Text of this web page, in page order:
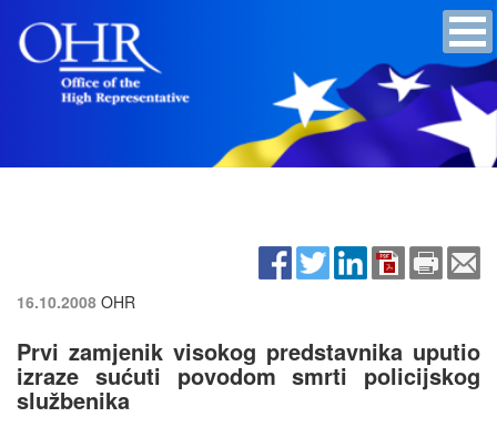
16.10.2008 OHR
Prvi zamjenik visokog predstavnika uputio
izraze sućuti povodom smrti policijskog
službenika